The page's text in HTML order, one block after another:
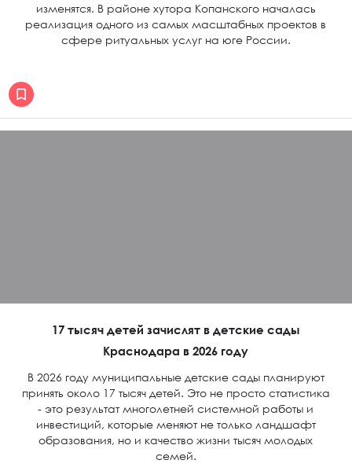
изменятся. В районе хутора Копанского началась
реализация одного из самых масштабных проектов в
сфере ритуальных услуг на юге России.
17 тысяч детей зачислят в детские сады
Краснодара в 2026 году
В 2026 году муниципальные детские сады планируют
принять около 17 тысяч детей. Это не просто статистика
- это результат многолетней системной работы и
инвестиций, которые меняют не только ландшафт
образования, но и качество жизни тысяч молодых
семей.